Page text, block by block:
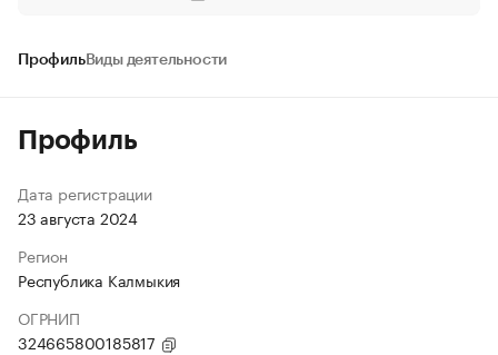
ПрофильВиды деятельности
Профиль
Дата регистрации
23 августа 2024
Регион
Республика Калмыкия
ОГРНИП
324665800185817